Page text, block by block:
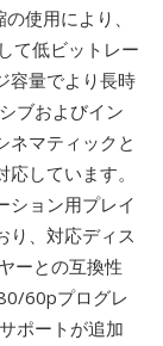
使用により、
て低ビットレー
容量でより長時
ブおよびイン
ネマティックと
しています。
ション用プレイ
り、対応ディス
ーとの互換性
60pプログレ
ポートが追加